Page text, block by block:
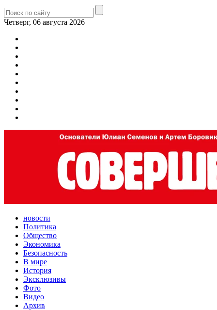
Четверг, 06 августа 2026
новости
Политика
Общество
Экономика
Безопасность
В мире
История
Эксклюзивы
Фото
Видео
Архив